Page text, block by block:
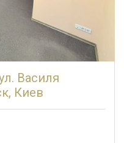
Василя
Киев